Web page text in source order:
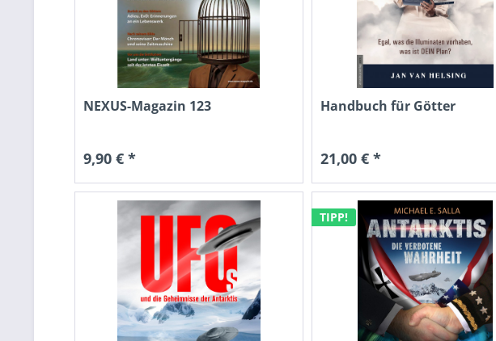
NEXUS-Magazin 123
9,90 € *
TIPP!
Handbuch für Götter
21,00 € *